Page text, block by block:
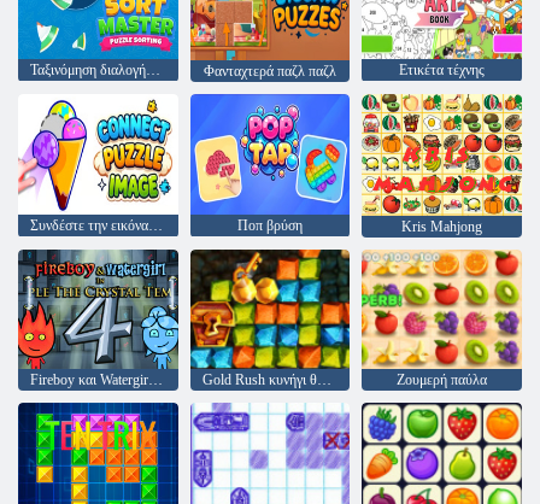
Ταξινόμηση διαλογής κύριου παζλ Φανταχτερά παζλ παζλ Ετικέτα τέχνης
Ποπ βρύση Kris Mahjong
Fireboy και Watergirl 4: Crystal Temple Gold Rush κυνήγι θησαυρού Ζουμερή παύλα